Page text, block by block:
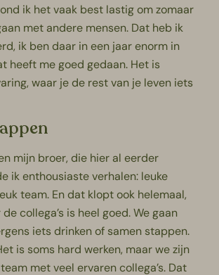
ik het vaak best lastig om zomaar
met andere mensen. Dat heb ik
ik ben daar in een jaar enorm in
heeft me goed gedaan. Het is
waar je de rest van je leven iets
mijn broer, die hier al eerder
ik enthousiaste verhalen: leuke
team. En dat klopt ook helemaal,
collega’s is heel goed. We gaan
iets drinken of samen stappen.
is soms hard werken, maar we zijn
met veel ervaren collega’s. Dat